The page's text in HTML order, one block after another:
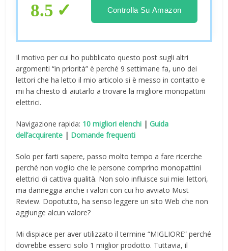
8.5 Controlla Su Amazon
Il motivo per cui ho pubblicato questo post sugli altri
argomenti “in priorità” è perché 9 settimane fa, uno dei
lettori che ha letto il mio articolo si è messo in contatto e
mi ha chiesto di aiutarlo a trovare la migliore monopattini
elettrici.
Navigazione rapida: 10 migliori elenchi |Guida
dell’acquirente | Domande frequenti
Solo per farti sapere, passo molto tempo a fare ricerche
perché non voglio che le persone comprino monopattini
elettrici di cattiva qualità. Non solo influisce sui miei lettori,
ma danneggia anche i valori con cui ho avviato Must
Review. Dopotutto, ha senso leggere un sito Web che non
aggiunge alcun valore?
Mi dispiace per aver utilizzato il termine “MIGLIORE” perché
dovrebbe esserci solo 1 miglior prodotto. Tuttavia, il